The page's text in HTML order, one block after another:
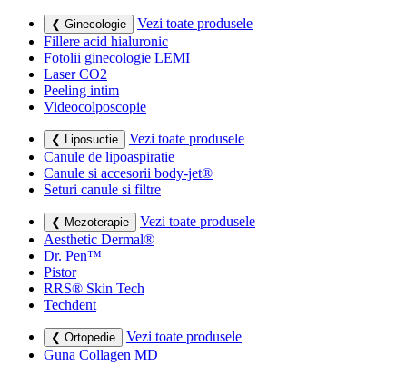
❮ Ginecologie
Vezi toate produsele
Fillere acid hialuronic
Fotolii ginecologie LEMI
Laser CO2
Peeling intim
Videocolposcopie
❮ Liposuctie
Vezi toate produsele
Canule de lipoaspiratie
Canule si accesorii body-jet®
Seturi canule si filtre
❮ Mezoterapie
Vezi toate produsele
Aesthetic Dermal®
Dr. Pen™
Pistor
RRS® Skin Tech
Techdent
❮ Ortopedie
Vezi toate produsele
Guna Collagen MD